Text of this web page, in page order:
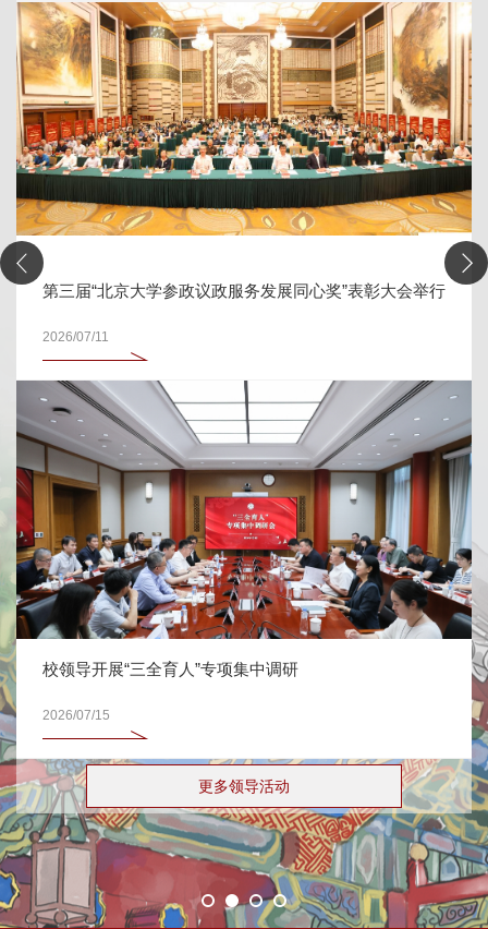
学参政议政服务发展同心奖”表彰大会举行
全育人”专项集中调研
更多领导活动
姜长涛：攻克生